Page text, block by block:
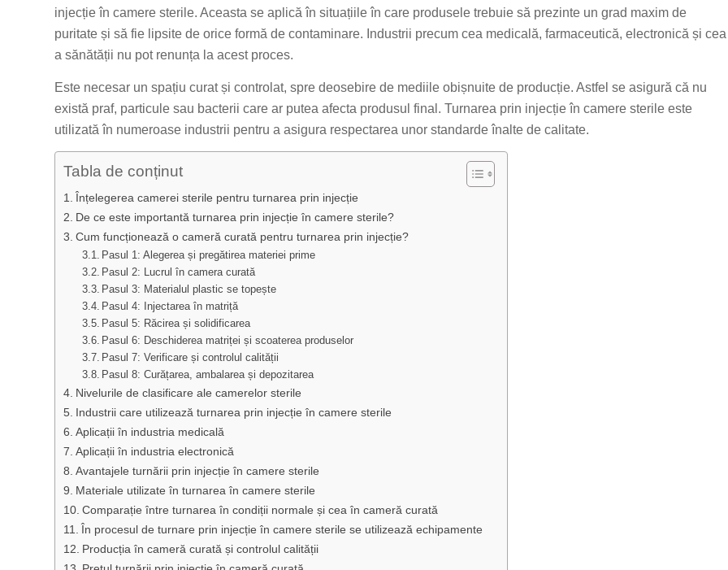
injecție în camere sterile. Aceasta se aplică în situațiile în care produsele trebuie să prezinte un grad maxim de
puritate și să fie lipsite de orice formă de contaminare. Industrii precum cea medicală, farmaceutică, electronică și cea
a sănătății nu pot renunța la acest proces.
Este necesar un spațiu curat și controlat, spre deosebire de mediile obișnuite de producție. Astfel se asigură că nu
există praf, particule sau bacterii care ar putea afecta produsul final. Turnarea prin injecție în camere sterile este
utilizată în numeroase industrii pentru a asigura respectarea unor standarde înalte de calitate.
Tabla de conținut
Înțelegerea camerei sterile pentru turnarea prin injecție
De ce este importantă turnarea prin injecție în camere sterile?
Cum funcționează o cameră curată pentru turnarea prin injecție?
Pasul 1: Alegerea și pregătirea materiei prime
Pasul 2: Lucrul în camera curată
Pasul 3: Materialul plastic se topește
Pasul 4: Injectarea în matriță
Pasul 5: Răcirea și solidificarea
Pasul 6: Deschiderea matriței și scoaterea produselor
Pasul 7: Verificare și controlul calității
Pasul 8: Curățarea, ambalarea și depozitarea
Nivelurile de clasificare ale camerelor sterile
Industrii care utilizează turnarea prin injecție în camere sterile
Aplicații în industria medicală
Aplicații în industria electronică
Avantajele turnării prin injecție în camere sterile
Materiale utilizate în turnarea în camere sterile
Comparație între turnarea în condiții normale și cea în cameră curată
În procesul de turnare prin injecție în camere sterile se utilizează echipamente
Producția în cameră curată și controlul calității